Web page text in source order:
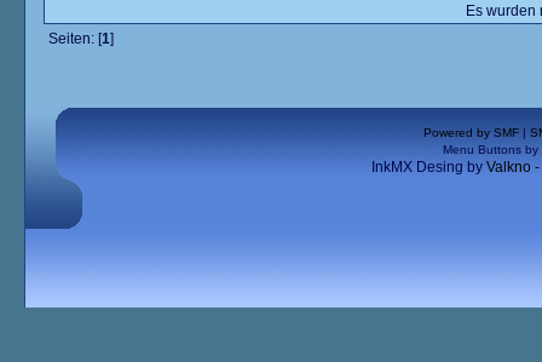
Es wurden
Seiten: [1]
Powered by SMF |
Menu Buttons by
InkMX Desing by Valkno